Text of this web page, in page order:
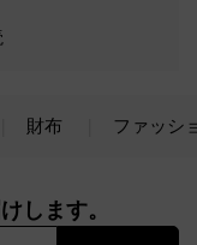
財布 ファッシ
します。​